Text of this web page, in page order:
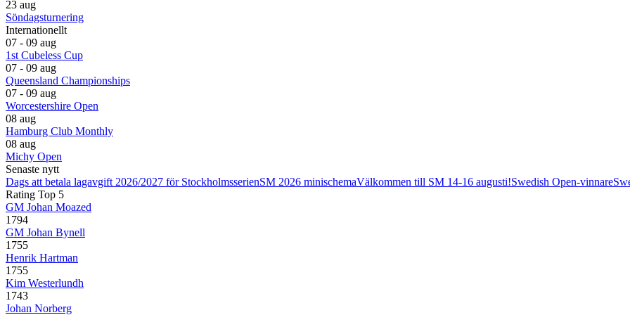
23 aug
Söndagsturnering
Internationellt
07 - 09 aug
1st Cubeless Cup
07 - 09 aug
Queensland Championships
07 - 09 aug
Worcestershire Open
08 aug
Hamburg Club Monthly
08 aug
Michy Open
Senaste nytt
Dags att betala lagavgift 2026/2027 för StockholmsserienSM 2026 minischemaVälkommen till SM 14-16 augusti!Swedish Open-vinnare
Rating Top 5
GM Johan Moazed
1794
GM Johan Bynell
1755
Henrik Hartman
1755
Kim Westerlundh
1743
Johan Norberg